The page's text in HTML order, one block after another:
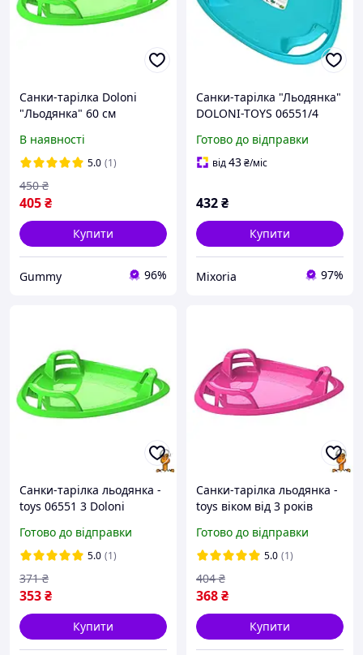
Санки-тарілка Doloni
"Льодянка" 60 см
В наявності
5.0 (1)
405₴
450 ₴
Купити
Gummy 96%
Санки-тарілка "Льодянка"
DOLONI-TOYS 06551/4
Готово до відправки
від43₴/міс
432₴
Купити
Mixoria 97%
Санки-тарілка льодянка -
toys 06551 3 Doloni
Готово до відправки
5.0 (1)
353₴
371 ₴
Купити
Санки-тарілка льодянка -
toys віком від 3 років
Готово до відправки
5.0 (1)
368₴
404 ₴
Купити